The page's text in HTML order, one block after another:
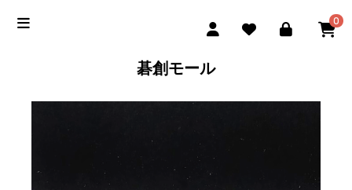
0
碁創モール